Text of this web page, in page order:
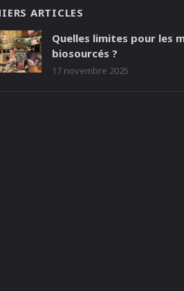
ARTICLES
Quelles limites pour les
biosourcés ?
17 novembre 2025